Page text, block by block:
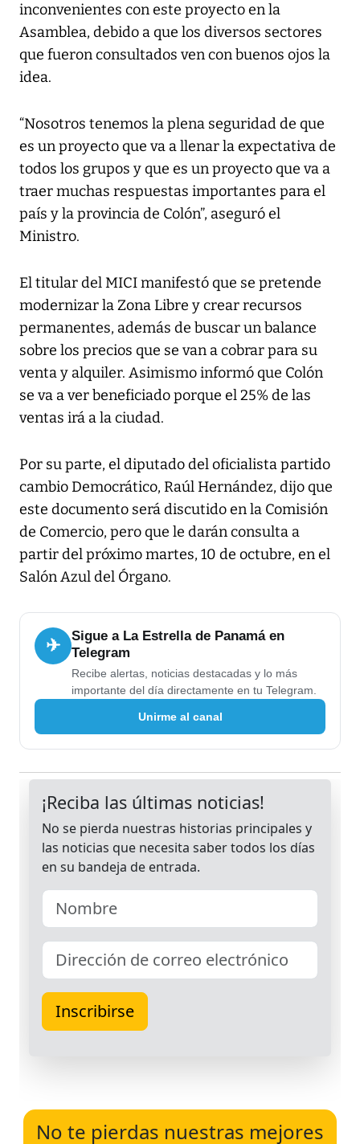
inconvenientes con este proyecto en la
Asamblea, debido a que los diversos sectores
que fueron consultados ven con buenos ojos la
idea.
“Nosotros tenemos la plena seguridad de que
es un proyecto que va a llenar la expectativa de
todos los grupos y que es un proyecto que va a
traer muchas respuestas importantes para el
país y la provincia de Colón”, aseguró el
Ministro.
El titular del MICI manifestó que se pretende
modernizar la Zona Libre y crear recursos
permanentes, además de buscar un balance
sobre los precios que se van a cobrar para su
venta y alquiler. Asimismo informó que Colón
se va a ver beneficiado porque el 25% de las
ventas irá a la ciudad.
Por su parte, el diputado del oficialista partido
cambio Democrático, Raúl Hernández, dijo que
este documento será discutido en la Comisión
de Comercio, pero que le darán consulta a
partir del próximo martes, 10 de octubre, en el
Salón Azul del Órgano.
✈
Sigue a La Estrella de Panamá en
Telegram
Recibe alertas, noticias destacadas y lo más
importante del día directamente en tu Telegram.
Unirme al canal
No te pierdas nuestras mejores